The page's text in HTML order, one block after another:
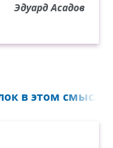
Эдуард Асадов
в этом